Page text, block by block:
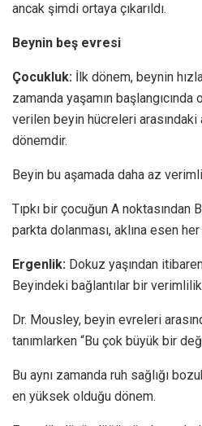
ancak şimdi ortaya çıkarıldı.
Beynin beş evresi
Çocukluk: İlk dönem, beynin
zamanda yaşamın
verilen beyin hücreleri arasındaki
dönemdir.
Beyin bu aşamada daha az
Tıpkı bir çocuğun A noktasından
parkta dolanması, aklına esen
Ergenlik: Dokuz yaşından
Beyindeki bağlantılar bir
Dr. Mousley, beyin evreleri
tanımlarken “Bu çok büyük bir
Bu aynı zamanda ruh sağlığı
en yüksek olduğu dönem.